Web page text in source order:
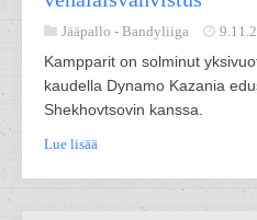
Jääpallo - Bandyliiga
Kampparit on solminut
kaudella Dynamo Kazania
Shekhovtsovin kanssa.
Lue lisää